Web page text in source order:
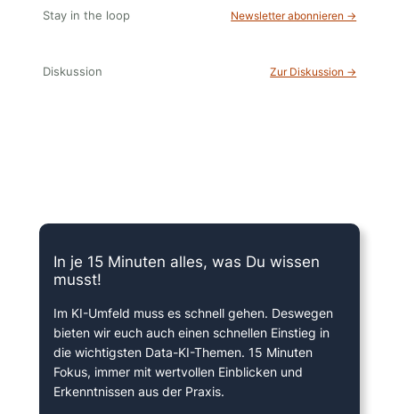
Stay in the loop Newsletter abonnieren →
Diskussion Zur Diskussion →
In je 15 Minuten alles, was Du wissen
musst!
Im KI-Umfeld muss es schnell gehen. Deswegen
bieten wir euch auch einen schnellen Einstieg in
die wichtigsten Data-KI-Themen. 15 Minuten
Fokus, immer mit wertvollen Einblicken und
Erkenntnissen aus der Praxis.